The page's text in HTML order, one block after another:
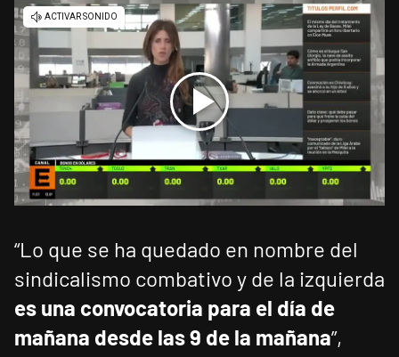
“Lo que se ha quedado en nombre del
sindicalismo combativo y de la izquierda
es una convocatoria para el día de
mañana desde las 9 de la mañana”,